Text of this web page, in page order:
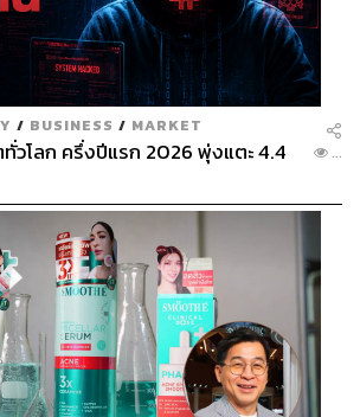
/ BUSINESS / MARKET
วโลก ครึ่งปีแรก 2026 พุ่งแตะ 4.4
...